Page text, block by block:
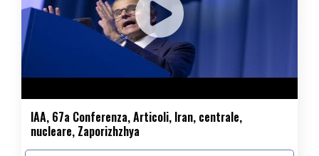
IAA, 67a Conferenza, Articoli, Iran, centrale,
nucleare, Zaporizhzhya